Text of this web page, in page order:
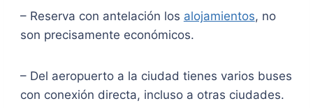
– Reserva con antelación los alojamientos, no
son precisamente económicos.
– Del aeropuerto a la ciudad tienes varios buses
con conexión directa, incluso a otras ciudades.